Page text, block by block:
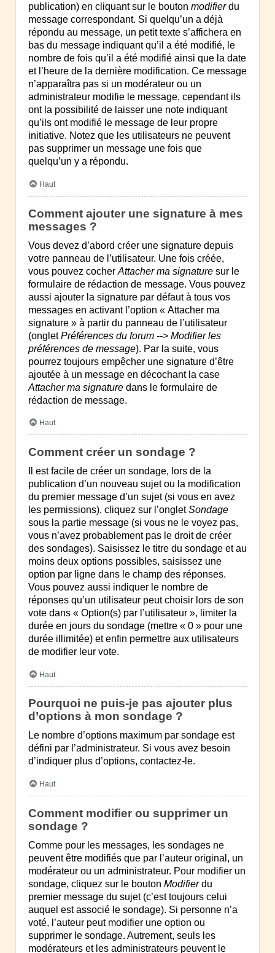
publication) en cliquant sur le bouton modifierdu
message correspondant. Si quelqu’un a déjà
répondu au message, un petit texte s’affichera en
bas du message indiquant qu’il a été modifié, le
nombre de fois qu’il a été modifié ainsi que la date
et l’heure de la dernière modification. Ce message
n’apparaîtra pas si un modérateur ou un
administrateur modifie le message, cependant ils
ont la possibilité de laisser une note indiquant
qu’ils ont modifié le message de leur propre
initiative. Notez que les utilisateurs ne peuvent
pas supprimer un message une fois que
quelqu’un y a répondu.
Haut
Comment ajouter une signature à mes
messages ?
Vous devez d’abord créer une signature depuis
votre panneau de l’utilisateur. Une fois créée,
vous pouvez cocher Attacher ma signature sur le
formulaire de rédaction de message. Vous pouvez
aussi ajouter la signature par défaut à tous vos
messages en activant l’option « Attacher ma
signature » à partir du panneau de l’utilisateur
(ongletPréférences du forum --> Modifier les
préférences de message). Par la suite, vous
pourrez toujours empêcher une signature d’être
ajoutée à un message en décochant la case
Attacher ma signature dans le formulaire de
rédaction de message.
Haut
Comment créer un sondage ?
Il est facile de créer un sondage, lors de la
publication d’un nouveau sujet ou la modification
du premier message d’un sujet (si vous en avez
les permissions), cliquez sur l’ongletSondage
sous la partie message (si vous ne le voyez pas,
vous n’avez probablement pas le droit de créer
des sondages). Saisissez le titre du sondage et au
moins deux options possibles, saisissez une
option par ligne dans le champ des réponses.
Vous pouvez aussi indiquer le nombre de
réponses qu’un utilisateur peut choisir lors de son
vote dans « Option(s) par l’utilisateur », limiter la
durée en jours du sondage (mettre « 0 » pour une
durée illimitée) et enfin permettre aux utilisateurs
de modifier leur vote.
Haut
Pourquoi ne puis-je pas ajouter plus
d’options à mon sondage ?
Le nombre d’options maximum par sondage est
défini par l’administrateur. Si vous avez besoin
d’indiquer plus d’options, contactez-le.
Haut
Comment modifier ou supprimer un
sondage ?
Comme pour les messages, les sondages ne
peuvent être modifiés que par l’auteur original, un
modérateur ou un administrateur. Pour modifier un
sondage, cliquez sur le bouton Modifierdu
premier message du sujet (c’est toujours celui
auquel est associé le sondage). Si personne n’a
voté, l’auteur peut modifier une option ou
supprimer le sondage. Autrement, seuls les
modérateurs et les administrateurs peuvent le